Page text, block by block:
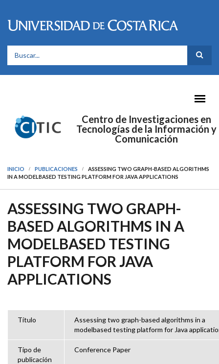
FORMULARIO DE BÚSQUEDA
Centro de Investigaciones en
Tecnologías de la Información y
Comunicación
INICIO PUBLICACIONES
ASSESSING TWO GRAPH-BASED ALGORITHMS
IN A MODELBASED TESTING PLATFORM FOR JAVA APPLICATIONS
ASSESSING TWO GRAPH-
BASED ALGORITHMS IN A
MODELBASED TESTING
PLATFORM FOR JAVA
APPLICATIONS
Título
Assessing two graph-based algorithms in a
modelbased testing platform for Java
Tipo de
publicación
Conference Paper